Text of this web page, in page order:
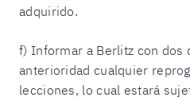
adquirido.
f) Informar a Berlitz con dos
anterioridad cualquier
lecciones, lo cual estará